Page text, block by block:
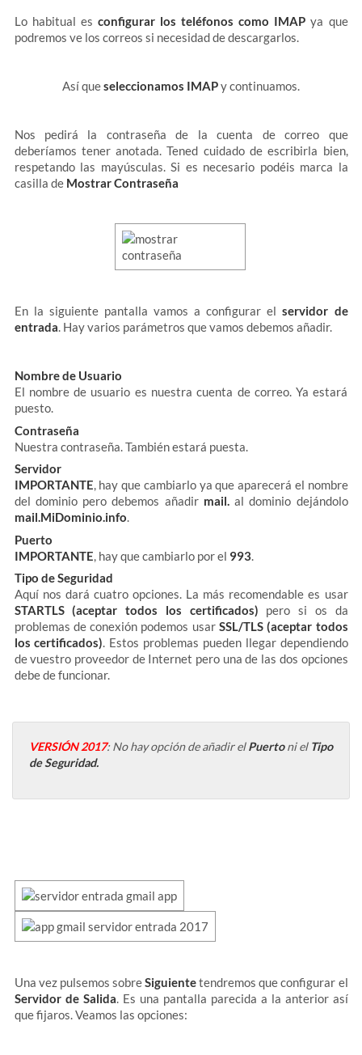
Lo habitual es configurar los teléfonos como IMAP ya que
podremos ve los correos si necesidad de descargarlos.
Así queseleccionamos IMAPy continuamos.
Nos pedirá la contraseña de la cuenta de correo que
deberíamos tener anotada. Tened cuidado de escribirla bien,
respetando las mayúsculas. Si es necesario podéis marca la
casilla de Mostrar Contraseña
En la siguiente pantalla vamos a configurar elservidor de
entrada. Hay varios parámetros que vamos debemos añadir.
Nombre de Usuario
El nombre de usuario es nuestra cuenta de correo. Ya estará
puesto.
Contraseña
Nuestra contraseña. También estará puesta.
Servidor
IMPORTANTE, hay que cambiarlo ya que aparecerá el nombre
del dominio pero debemos añadir mail.al dominio dejándolo
mail.MiDominio.info.
Puerto
IMPORTANTE, hay que cambiarlo por el 993.
Tipo de Seguridad
Aquí nos dará cuatro opciones. La más recomendable es usar
STARTLS (aceptar todos los certificados) pero si os da
problemas de conexión podemos usar SSL/TLS (aceptar todos
los certificados). Estos problemas pueden llegar dependiendo
de vuestro proveedor de Internet pero una de las dos opciones
debe de funcionar.
VERSIÓN 2017: No hay opción de añadir elPuertoni el Tipo
de Seguridad.
Una vez pulsemos sobreSiguientetendremos que configurar el
Servidor de Salida. Es una pantalla parecida a la anterior así
que fijaros. Veamos las opciones: